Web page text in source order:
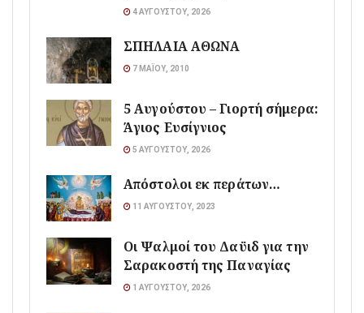
4 ΑΥΓΟΎΣΤΟΥ, 2026
ΣΠΗΛΑΙΑ ΑΘΩΝΑ
7 ΜΑΪ́ΟΥ, 2010
5 Αυγούστου – Γιορτή σήμερα:
Άγιος Ευσίγνιος
5 ΑΥΓΟΎΣΤΟΥ, 2026
Απόστολοι εκ περάτων…
11 ΑΥΓΟΎΣΤΟΥ, 2023
Οι Ψαλμοί του Δαϋιδ για την
Σαρακοστή της Παναγίας
1 ΑΥΓΟΎΣΤΟΥ, 2026